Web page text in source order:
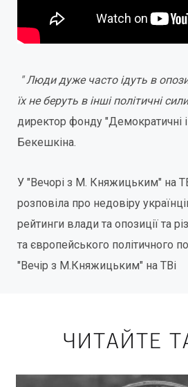
" Люди дуже часто ідуть в
їх не беруть в інші політичні
директор фонду "Демократичні
Бекешкіна.
У "Вечорі з М. Княжицьким" на
розповіла про недовіру
рейтинги влади та опозиції та
та європейського політичного
"Вечір з М.Княжицьким" на ТВі
ЧИТАЙТЕ